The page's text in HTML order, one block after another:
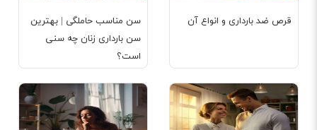
سن مناسب حاملگی | بهترین
سن بارداری زنان چه سنی
است؟
قرص ضد بارداری و انواع آن